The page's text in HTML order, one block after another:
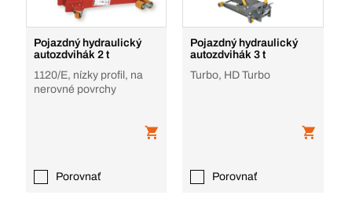
Pojazdný hydraulický
autozdvihák 2 t
1120/E, nízky profil, na
nerovné povrchy
Porovnať
Pojazdný hydraulický
autozdvihák 3 t
Turbo, HD Turbo
Porovnať